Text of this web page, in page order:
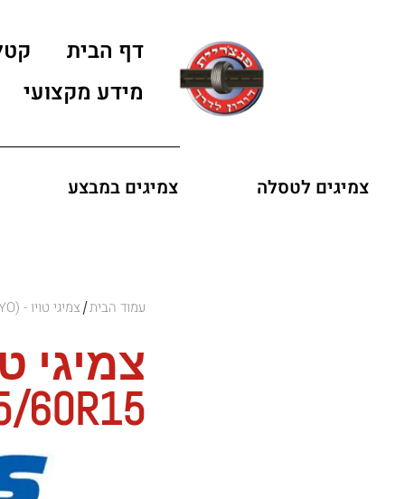
דף הבית
מידע מקצועי
צמיגים לטסלה צמיגים במבצע
עמוד הבית/ צמיגי טויו - (TOYO)
60R15